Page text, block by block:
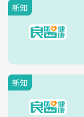
新知
新知